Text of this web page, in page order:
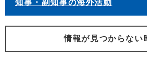
知事・副知事の海外活動
情報が見つからない